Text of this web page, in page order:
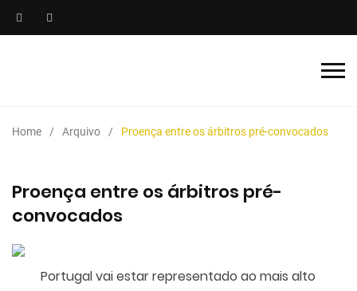
Home Arquivo Proença entre os árbitros pré-convocados
Proença entre os árbitros pré-
convocados
Portugal vai estar representado ao mais alto